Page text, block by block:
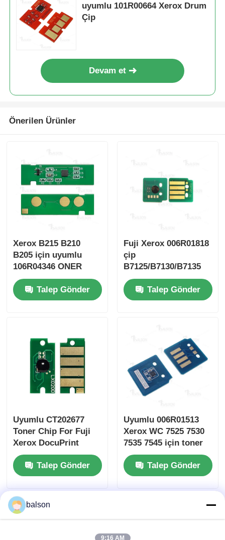
HP toner çipi
Lexmark Toner Çip
Kyocera toner çipi
Canon Toner Çipi
OKI Toner Çipi
Kardeş Toner Çipi
Keskin Çip
Yazıcı ve Fotokopi Parçaları
Toner kartuşu
Pantum Çip
uyumlu 101R00664 Xerox Drum
Çip
Devam et
Önerilen Ürünler
Xerox B215 B210
B205 için uyumlu
106R04346 ONER
Toner Çipi
Talep Gönder
Fuji Xerox 006R01818
çip
B7125/B7130/B7135
Talep Gönder
Uyumlu CT202677
Toner Chip For Fuji
Xerox DocuPrint
CM310 z CP310 dw
Talep Gönder
Uyumlu 006R01513
Xerox WC 7525 7530
7535 7545 için toner
çipi
Talep Gönder
balson
9:16 AM